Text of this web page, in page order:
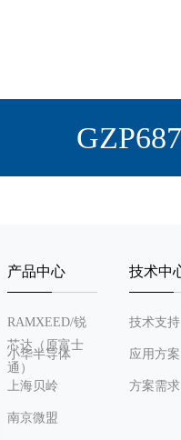
产品中心
RAMXEED/锐
芯达（原富士
通）
小华半导体
上海贝岭
南京微盟
技术中
技术支持
应用方案
方案需求